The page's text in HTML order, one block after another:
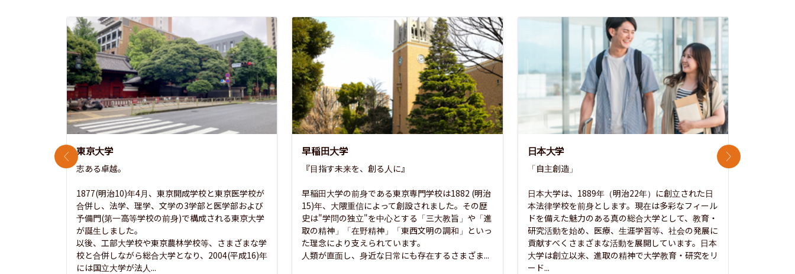
東京大学
志ある卓越。
1877(明治10)年4月、東京開成学校と東京医学校が
合併し、法学、理学、文学の3学部と医学部および
予備門(第一高等学校の前身)で構成される東京大学
が誕生しました。
以後、工部大学校や東京農林学校等、さまざまな学
校と合併しながら総合大学となり、2004(平成16)年
には国立大学が法人...
早稲田大学
『目指す未来を、創る人に』
早稲田大学の前身である東京専門学校は1882 (明治
15)年、大隈重信によって創設されました。その歴
史は"学問の独立"を中心とする「三大教旨」や「進
取の精神」「在野精神」「東西文明の調和」といっ
た理念により支えられています。
人類が直面し、身近な日常にも存在するさまざま...
日本大学
「自主創造」
日本大学は、1889年（明治22年）に創立された日
本法律学校を前身とします。現在は多彩なフィール
ドを備えた魅力のある真の総合大学として、教育・
研究活動を始め、医療、生涯学習等、社会の発展に
貢献すべくさまざまな活動を展開しています。日本
大学は創立以来、進取の精神で大学教育・研究をリ
ード...
前のスライド 次のスライド